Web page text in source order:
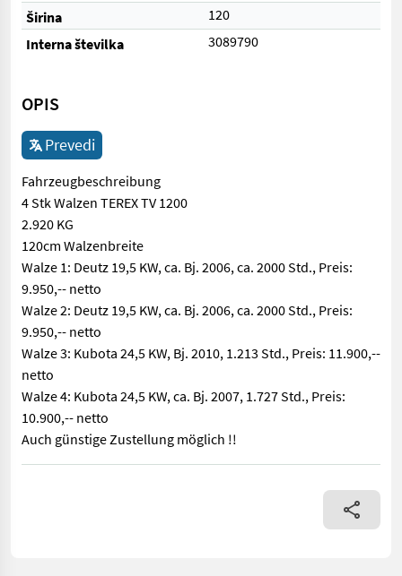
Širina
120
Interna številka
3089790
OPIS
Prevedi
Fahrzeugbeschreibung
4 Stk Walzen TEREX TV 1200
2.920 KG
120cm Walzenbreite
Walze 1: Deutz 19,5 KW, ca. Bj. 2006, ca. 2000 Std., Preis:
9.950,-- netto
Walze 2: Deutz 19,5 KW, ca. Bj. 2006, ca. 2000 Std., Preis:
9.950,-- netto
Walze 3: Kubota 24,5 KW, Bj. 2010, 1.213 Std., Preis: 11.900,--
netto
Walze 4: Kubota 24,5 KW, ca. Bj. 2007, 1.727 Std., Preis:
10.900,-- netto
Auch günstige Zustellung möglich !!
Fahrzeugbeschreibung 4 Stk Walzen TEREX TV 1200 2.920 KG